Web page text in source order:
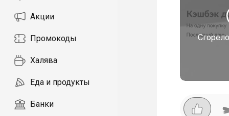
Акции
Промокоды
Халява
Еда и продукты
Банки